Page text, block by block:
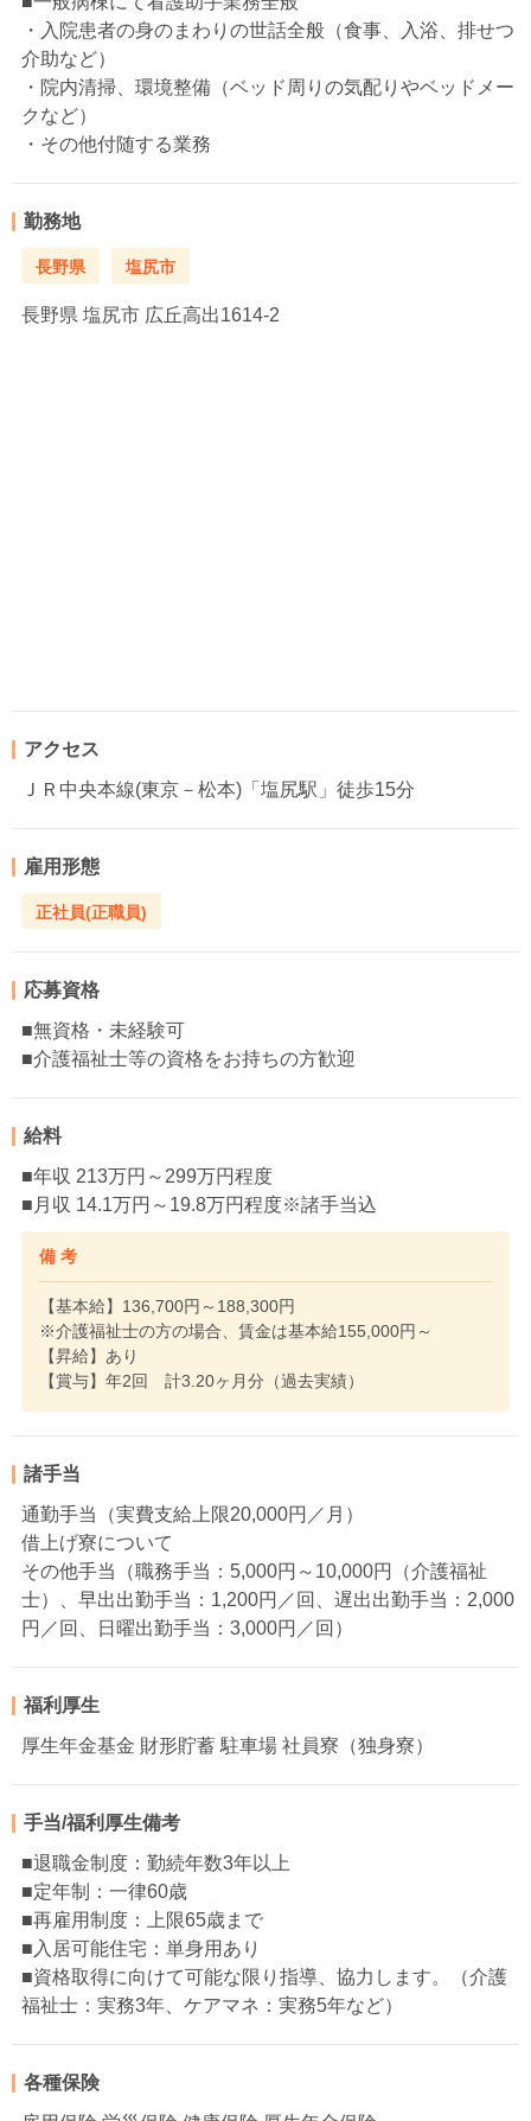
・入院患者の身のまわりの世話全般（食事、入浴、排せつ
介助など）
・院内清掃、環境整備（ベッド周りの気配りやベッドメー
クなど）
・その他付随する業務
勤務地
長野県 塩尻市
長野県 塩尻市 広丘高出1614-2
アクセス
ＪＲ中央本線(東京－松本)「塩尻駅」徒歩15分
雇用形態
正社員(正職員)
応募資格
■無資格・未経験可
■介護福祉士等の資格をお持ちの方歓迎
給料
■年収 213万円～299万円程度
■月収 14.1万円～19.8万円程度※諸手当込
備 考
【基本給】136,700円～188,300円
※介護福祉士の方の場合、賃金は基本給155,000円～
【昇給】あり
【賞与】年2回 計3.20ヶ月分（過去実績）
諸手当
通勤手当（実費支給上限20,000円／月）
借上げ寮について
その他手当（職務手当：5,000円～10,000円（介護福祉
士）、早出出勤手当：1,200円／回、遅出出勤手当：2,000
円／回、日曜出勤手当：3,000円／回）
福利厚生
厚生年金基金 財形貯蓄 駐車場 社員寮（独身寮）
手当/福利厚生備考
■退職金制度：勤続年数3年以上
■定年制：一律60歳
■再雇用制度：上限65歳まで
■入居可能住宅：単身用あり
■資格取得に向けて可能な限り指導、協力します。（介護
福祉士：実務3年、ケアマネ：実務5年など）
各種保険